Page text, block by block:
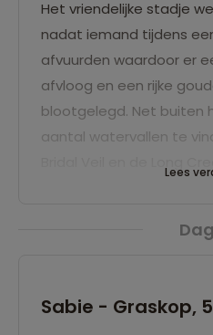
Het vriendelijke stadje
nadat iemand tijdens
afvuurden waardoor er
afvloog en een rijke
blootgelegd. Net buiten
aantal watervallen te
aantal leuke winkeltjes
winkeltjes. Een dag ter
Lees
Sabie - Graskop,